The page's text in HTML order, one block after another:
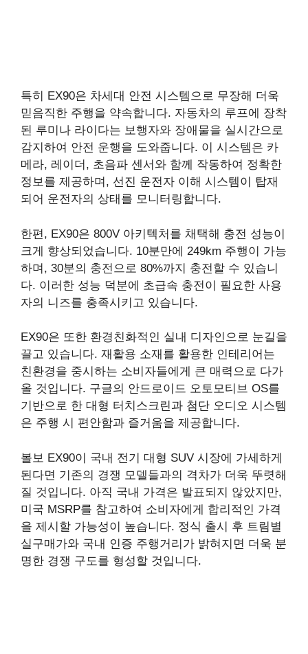
특히 EX90은 차세대 안전 시스템으로 무장해 더욱
믿음직한 주행을 약속합니다. 자동차의 루프에 장착
된 루미나 라이다는 보행자와 장애물을 실시간으로
감지하여 안전 운행을 도와줍니다. 이 시스템은 카
메라, 레이더, 초음파 센서와 함께 작동하여 정확한
정보를 제공하며, 선진 운전자 이해 시스템이 탑재
되어 운전자의 상태를 모니터링합니다.
한편, EX90은 800V 아키텍처를 채택해 충전 성능이
크게 향상되었습니다. 10분만에 249km 주행이 가능
하며, 30분의 충전으로 80%까지 충전할 수 있습니
다. 이러한 성능 덕분에 초급속 충전이 필요한 사용
자의 니즈를 충족시키고 있습니다.
EX90은 또한 환경친화적인 실내 디자인으로 눈길을
끌고 있습니다. 재활용 소재를 활용한 인테리어는
친환경을 중시하는 소비자들에게 큰 매력으로 다가
올 것입니다. 구글의 안드로이드 오토모티브 OS를
기반으로 한 대형 터치스크린과 첨단 오디오 시스템
은 주행 시 편안함과 즐거움을 제공합니다.
볼보 EX90이 국내 전기 대형 SUV 시장에 가세하게
된다면 기존의 경쟁 모델들과의 격차가 더욱 뚜렷해
질 것입니다. 아직 국내 가격은 발표되지 않았지만,
미국 MSRP를 참고하여 소비자에게 합리적인 가격
을 제시할 가능성이 높습니다. 정식 출시 후 트림별
실구매가와 국내 인증 주행거리가 밝혀지면 더욱 분
명한 경쟁 구도를 형성할 것입니다.